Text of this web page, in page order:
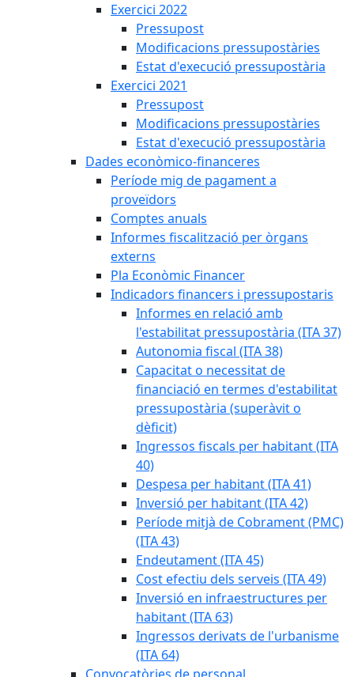
Exercici 2022
Pressupost
Modificacions pressupostàries
Estat d'execució pressupostària
Exercici 2021
Pressupost
Modificacions pressupostàries
Estat d'execució pressupostària
Dades econòmico-financeres
Període mig de pagament a
proveïdors
Comptes anuals
Informes fiscalització per òrgans
externs
Pla Econòmic Financer
Indicadors financers i pressupostaris
Informes en relació amb
l'estabilitat pressupostària (ITA 37)
Autonomia fiscal (ITA 38)
Capacitat o necessitat de
financiació en termes d'estabilitat
pressupostària (superàvit o
dèficit)
Ingressos fiscals per habitant (ITA
40)
Despesa per habitant (ITA 41)
Inversió per habitant (ITA 42)
Període mitjà de Cobrament (PMC)
(ITA 43)
Endeutament (ITA 45)
Cost efectiu dels serveis (ITA 49)
Inversió en infraestructures per
habitant (ITA 63)
Ingressos derivats de l'urbanisme
(ITA 64)